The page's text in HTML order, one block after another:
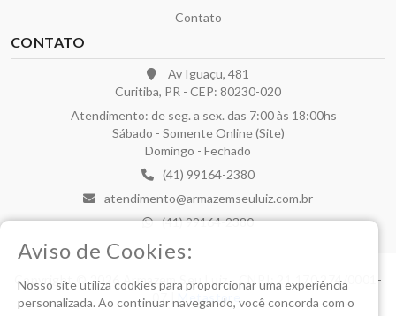
Contato
CONTATO
Av Iguaçu, 481
Curitiba, PR - CEP: 80230-020
Atendimento: de seg. a sex. das 7:00 às 18:00hs
Sábado - Somente Online (Site)
Domingo - Fechado
(41) 99164-2380
atendimento@armazemseuluiz.com.br
(41) 99164-2380
Copyright © 2026 Armazem Seu Luiz - CNPJ: 21.170.274/0001-
Metastore
Aviso de Cookies:
Nosso site utiliza cookies para proporcionar uma experiência
personalizada. Ao continuar navegando, você concorda com o